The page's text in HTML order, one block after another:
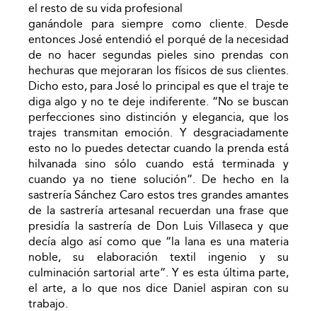
el resto de su vida profesional
ganándole para siempre como cliente. Desde
entonces José entendió el porqué de la necesidad
de no hacer segundas pieles sino prendas con
hechuras que mejoraran los físicos de sus clientes.
Dicho esto, para José lo principal es que el traje te
diga algo y no te deje indiferente. “No se buscan
perfecciones sino distinción y elegancia, que los
trajes transmitan emoción. Y desgraciadamente
esto no lo puedes detectar cuando la prenda está
hilvanada sino sólo cuando está terminada y
cuando ya no tiene solución”. De hecho en la
sastrería Sánchez Caro estos tres grandes amantes
de la sastrería artesanal recuerdan una frase que
presidía la sastrería de Don Luis Villaseca y que
decía algo así como que “la lana es una materia
noble, su elaboración textil ingenio y su
culminación sartorial arte”. Y es esta última parte,
el arte, a lo que nos dice Daniel aspiran con su
trabajo.